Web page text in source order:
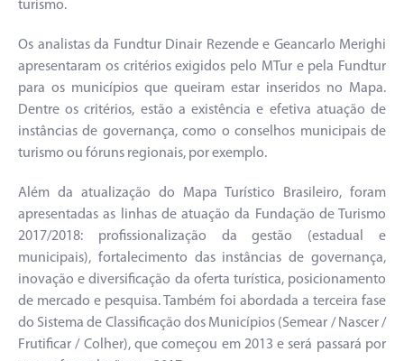
turismo.
Os analistas da Fundtur Dinair Rezende e Geancarlo Merighi
apresentaram os critérios exigidos pelo MTur e pela Fundtur
para os municípios que queiram estar inseridos no Mapa.
Dentre os critérios, estão a existência e efetiva atuação de
instâncias de governança, como o conselhos municipais de
turismo ou fóruns regionais, por exemplo.
Além da atualização do Mapa Turístico Brasileiro, foram
apresentadas as linhas de atuação da Fundação de Turismo
2017/2018: profissionalização da gestão (estadual e
municipais), fortalecimento das instâncias de governança,
inovação e diversificação da oferta turística, posicionamento
de mercado e pesquisa. Também foi abordada a terceira fase
do Sistema de Classificação dos Municípios (Semear / Nascer /
Frutificar / Colher), que começou em 2013 e será passará por